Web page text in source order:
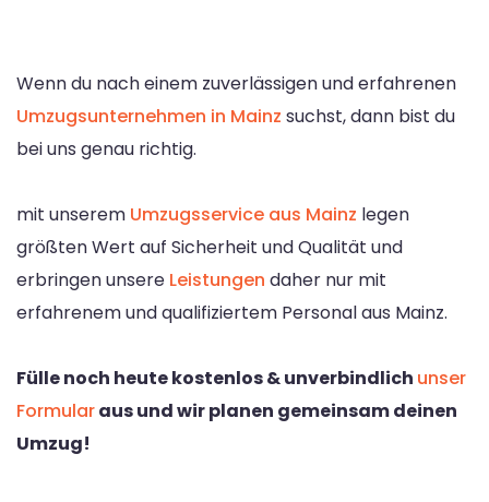
Wenn du nach einem zuverlässigen und erfahrenen
Umzugsunternehmen in Mainz suchst, dann bist du
bei uns genau richtig.
mit unserem Umzugsservice aus Mainz legen
größten Wert auf Sicherheit und Qualität und
erbringen unsere Leistungen daher nur mit
erfahrenem und qualifiziertem Personal aus Mainz.
Fülle noch heute kostenlos & unverbindlich unser
Formularaus und wir planen gemeinsam deinen
Umzug!